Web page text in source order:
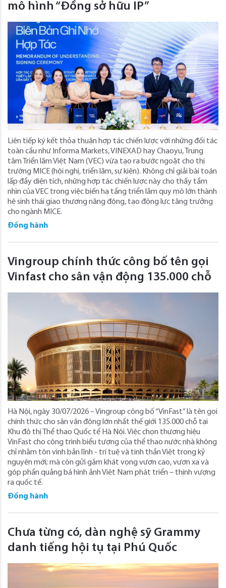
mô hình “Đồng sở hữu IP”
Liên tiếp ký kết thỏa thuận hợp tác chiến lược với những đối tác
toàn cầu như Informa Markets, VINEXAD hay Chaoyu, Trung
tâm Triển lãm Việt Nam (VEC) vừa tạo ra bước ngoặt cho thị
trường MICE (hội nghị, triển lãm, sự kiện). Không chỉ giải bài toán
lấp đầy diện tích, những hợp tác chiến lược này cho thấy tầm
nhìn của VEC trong việc biến hạ tầng triển lãm quy mô lớn thành
hệ sinh thái giao thương năng động, tạo động lực tăng trưởng
cho ngành MICE.
Đồng hành
Vingroup chính thức công bố tên gọi
Vinfast cho sân vận động 135.000 chỗ
Hà Nội, ngày 30/07/2026 – Vingroup công bố “VinFast” là tên gọi
chính thức cho sân vận động lớn nhất thế giới 135.000 chỗ tại
Khu đô thị Thể thao Quốc tế Hà Nội. Việc chọn thương hiệu
VinFast cho công trình biểu tượng của thể thao nước nhà không
chỉ nhằm tôn vinh bản lĩnh - trí tuệ và tinh thần Việt trong kỷ
nguyên mới; mà còn gửi gắm khát vọng vươn cao, vươn xa và
góp phần quảng bá hình ảnh Việt Nam phát triển – thịnh vượng
ra quốc tế.
Đồng hành
Chưa từng có, dàn nghệ sỹ Grammy
danh tiếng hội tụ tại Phú Quốc